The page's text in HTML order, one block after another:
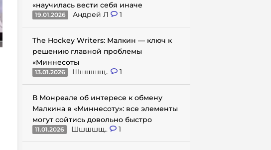
«научилась вести себя иначе
19.01.2026 Андрей Л 1
The Hockey Writers: Малкин — ключ к
решению главной проблемы
«Миннесоты
13.01.2026 Шшшшщ.. 1
В Монреале об интересе к обмену
Малкина в «Миннесоту»: все элементы
могут сойтись довольно быстро
11.01.2026 Шшшшщ.. 1